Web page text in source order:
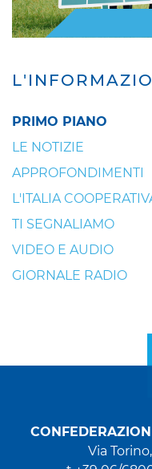
PRIMO PIANO
LE NOTIZIE
APPROFONDIMENTI
L'ITALIA
TI SEGNALIAMO
VIDEO E AUDIO
GIORNALE RADIO
Via